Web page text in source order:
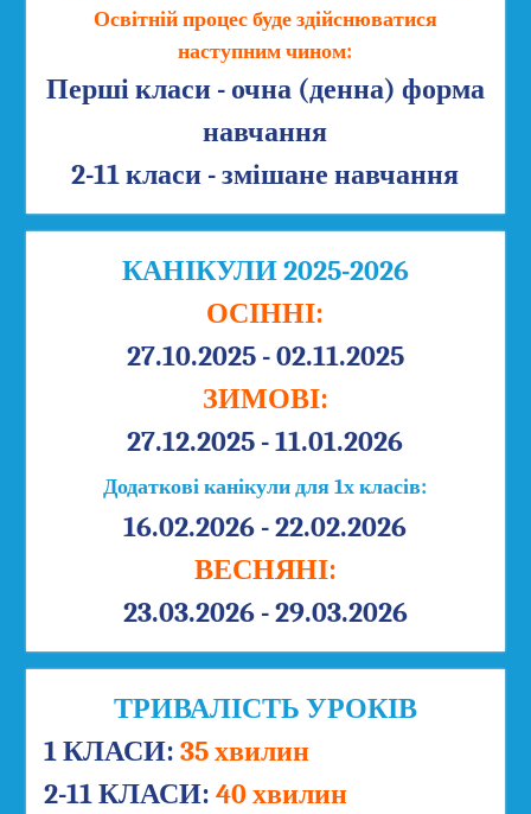
Освітній процес буде здійснюватися
наступним чином:
Перші класи - очна (денна) форма
навчання
2-11 класи - змішане навчання
КАНІКУЛИ 2025-2026
ОСІННІ:
27.10.2025 - 02.11.2025
ЗИМОВІ:
27.12.2025 - 11.01.2026
Додаткові канікули для 1х класів:
16.02.2026 - 22.02.2026
ВЕСНЯНІ:
23.03.2026 - 29.03.2026
ТРИВАЛІСТЬ УРОКІВ
1 КЛАСИ: 35 хвилин
2-11 КЛАСИ: 40 хвилин